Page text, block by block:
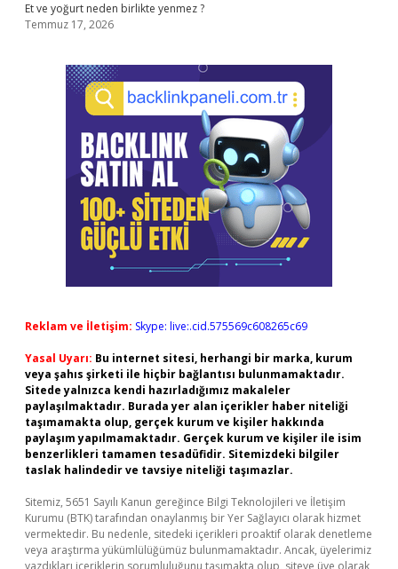
Et ve yoğurt neden birlikte yenmez ?
Temmuz 17, 2026
Reklam ve İletişim: Skype: live:.cid.575569c608265c69
Yasal Uyarı: Bu internet sitesi, herhangi bir marka, kurum
veya şahıs şirketi ile hiçbir bağlantısı bulunmamaktadır.
Sitede yalnızca kendi hazırladığımız makaleler
paylaşılmaktadır. Burada yer alan içerikler haber niteliği
taşımamakta olup, gerçek kurum ve kişiler hakkında
paylaşım yapılmamaktadır. Gerçek kurum ve kişiler ile isim
benzerlikleri tamamen tesadüfidir. Sitemizdeki bilgiler
taslak halindedir ve tavsiye niteliği taşımazlar.
Sitemiz, 5651 Sayılı Kanun gereğince Bilgi Teknolojileri ve İletişim
Kurumu (BTK) tarafından onaylanmış bir Yer Sağlayıcı olarak hizmet
vermektedir. Bu nedenle, sitedeki içerikleri proaktif olarak denetleme
veya araştırma yükümlülüğümüz bulunmamaktadır. Ancak, üyelerimiz
yazdıkları içeriklerin sorumluluğunu taşımakta olup, siteye üye olarak